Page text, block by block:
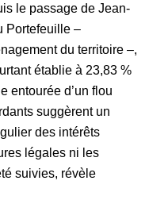
le passage de Jean-
Portefeuille –
du territoire –,
établie à 23,83 %
entourée d’un flou
suggèrent un
des intérêts
légales ni les
suivies, révèle